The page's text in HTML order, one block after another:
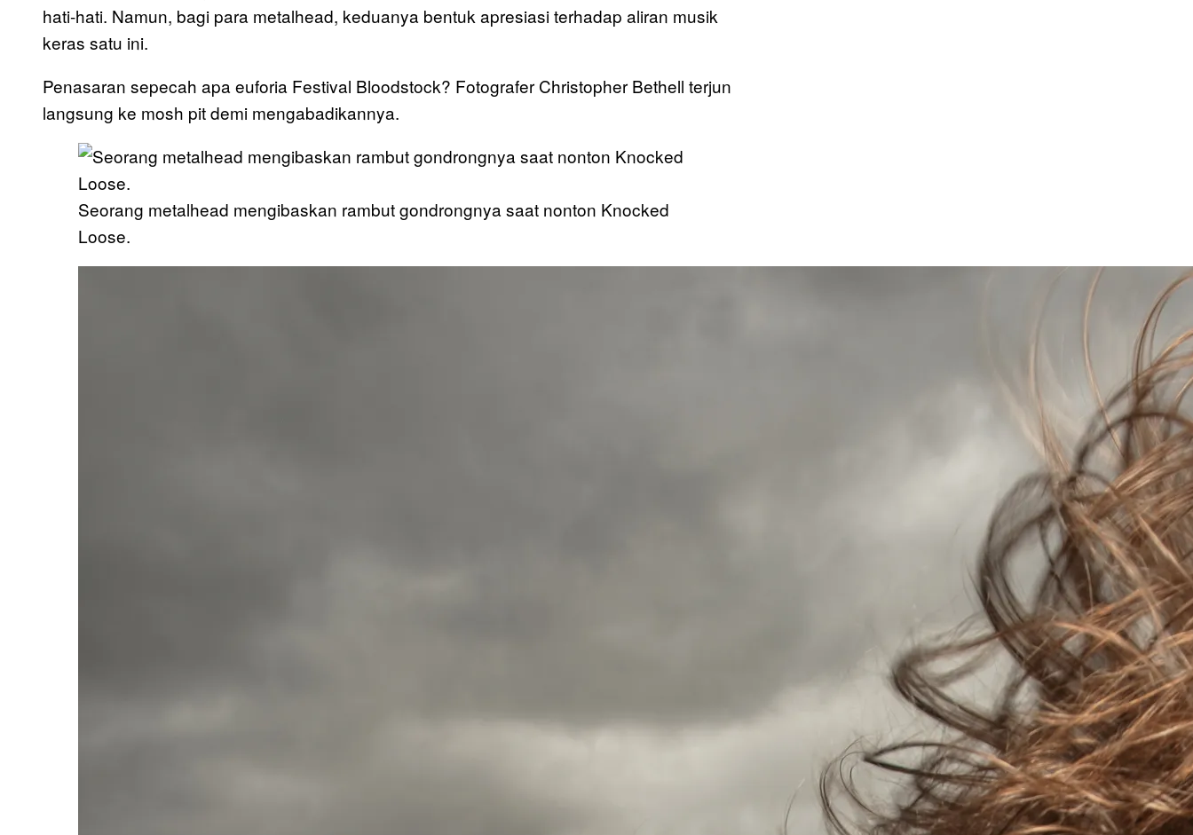
hati-hati. Namun, bagi para metalhead, keduanya bentuk apresiasi terhadap aliran musik
keras satu ini.
Penasaran sepecah apa euforia Festival Bloodstock? Fotografer Christopher Bethell terjun
langsung ke mosh pit demi mengabadikannya.
Seorang metalhead mengibaskan rambut gondrongnya saat nonton Knocked
Loose.